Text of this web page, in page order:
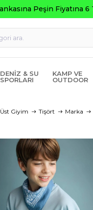
DENIZ & SU
SPORLARI
KAMP VE
OUTDOOR
Üst Giyim Tişört Marka